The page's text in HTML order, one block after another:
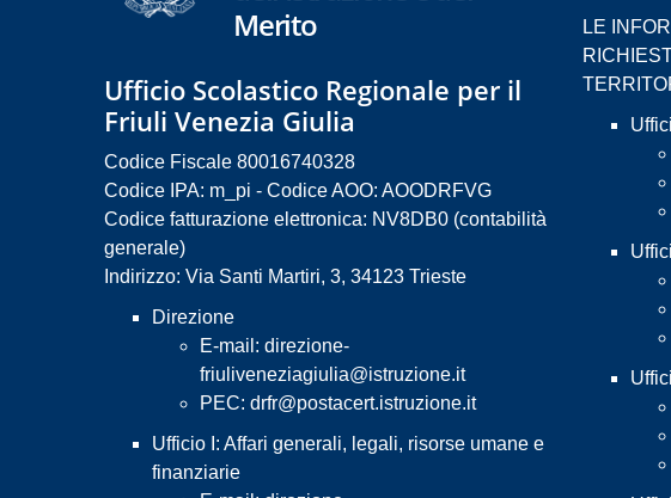
Merito
Ufficio Scolastico Regionale per il
Friuli Venezia Giulia
Codice Fiscale 80016740328
Codice IPA: m_pi - Codice AOO: AOODRFVG
Codice fatturazione elettronica: NV8DB0 (contabilità
generale)
Indirizzo: Via Santi Martiri, 3, 34123 Trieste
Direzione
E-mail: direzione-
friuliveneziagiulia@istruzione.it
PEC: drfr@postacert.istruzione.it
Ufficio I: Affari generali, legali, risorse umane e
finanziarie
LE